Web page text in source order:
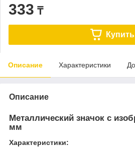
333 ₸
Купить
Описание Характеристики
Описание
Металлический значок с
мм
Характеристики: